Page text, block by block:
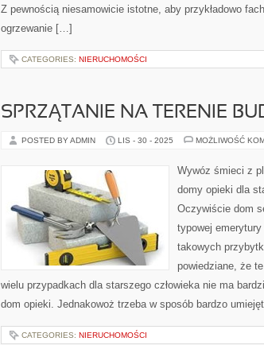
Z pewnością niesamowicie istotne, aby przykładowo
ogrzewanie […]
CATEGORIES: NIERUCHOMOŚCI
SPRZĄTANIE NA TERENIE
POSTED BY ADMIN LIS - 30 - 2025 MOŻLIWOŚĆ
Wywóz śmieci z
domy opieki dla
Oczywiście dom
typowej emerytury
takowych
powiedziane, że
wielu przypadkach dla starszego człowieka nie ma
dom opieki. Jednakowoż trzeba w sposób bardzo
CATEGORIES: NIERUCHOMOŚCI